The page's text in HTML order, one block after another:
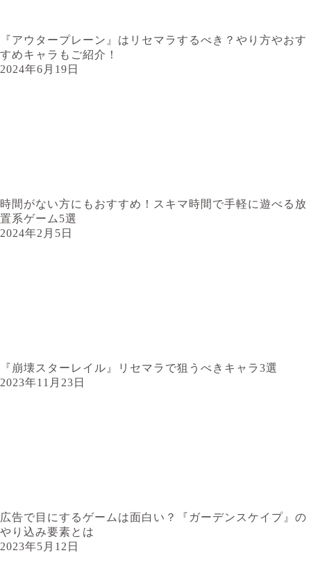
『アウタープレーン』はリセマラするべき？やり方やおす
すめキャラもご紹介！
2024年6月19日
時間がない方にもおすすめ！スキマ時間で手軽に遊べる放
置系ゲーム5選
2024年2月5日
『崩壊スターレイル』リセマラで狙うべきキャラ3選
2023年11月23日
広告で目にするゲームは面白い？『ガーデンスケイプ』の
やり込み要素とは
2023年5月12日